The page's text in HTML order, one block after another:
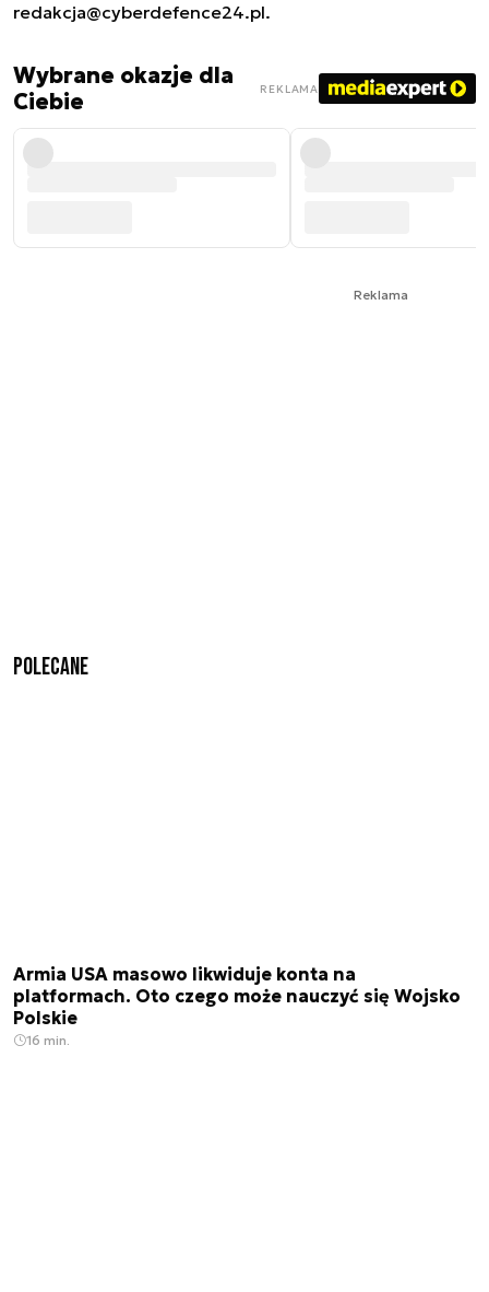
redakcja@cyberdefence24.pl.
Wybrane okazje dla
Ciebie
REKLAMA
Reklama
Polecane
Armia USA masowo likwiduje konta na
platformach. Oto czego może nauczyć się Wojsko
Polskie
16 min.